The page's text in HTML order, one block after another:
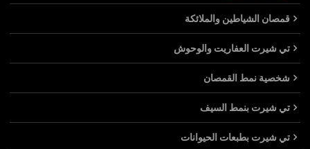
قمصان الشياطين والملائكة
تي شيرت العفاريت والوحوش
شخصية نمط القمصان
تي شيرت بنمط السيف
تي شيرت بطبعات الحيوانات